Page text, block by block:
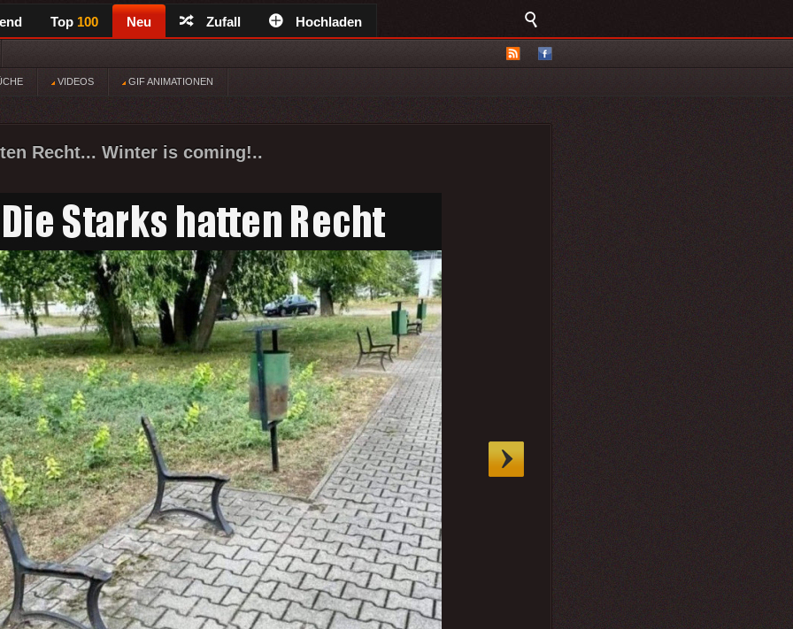
Top 100 Neu Zufall Hochladen
VIDEOS GIF ANIMATIONEN
Recht... Winter is coming!..